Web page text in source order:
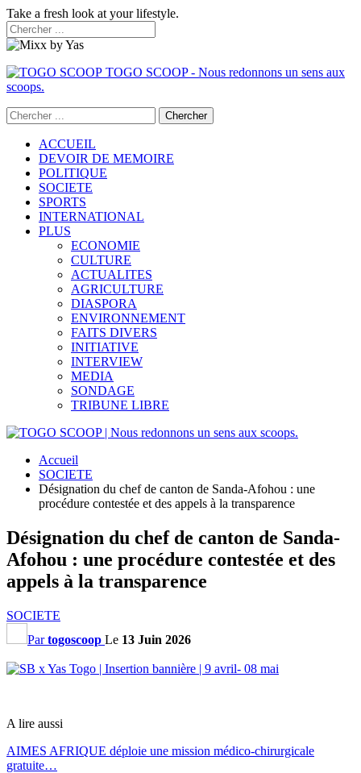
Take a fresh look at your lifestyle.
TOGO SCOOP - Nous redonnons un sens aux
scoops.
ACCUEIL
DEVOIR DE MEMOIRE
POLITIQUE
SOCIETE
SPORTS
INTERNATIONAL
PLUS
ECONOMIE
CULTURE
ACTUALITES
AGRICULTURE
DIASPORA
ENVIRONNEMENT
FAITS DIVERS
INITIATIVE
INTERVIEW
MEDIA
SONDAGE
TRIBUNE LIBRE
Accueil
SOCIETE
Désignation du chef de canton de Sanda-Afohou : une
procédure contestée et des appels à la transparence
Désignation du chef de canton de Sanda-
Afohou : une procédure contestée et des
appels à la transparence
SOCIETE
Partogoscoop Le 13 Juin 2026
A lire aussi
AIMES AFRIQUE déploie une mission médico-chirurgicale
gratuite…